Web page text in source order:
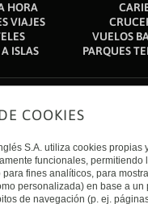
HORA
VIAJES
VUELOS
ISLAS
PARQUES
Inglés
interés
COOKIES
S.A. utiliza cookies propias
funcionales, permitiendo
para fines analíticos, para
personalizada) en base a un
de navegación (p. ej.